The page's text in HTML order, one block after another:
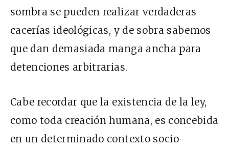
sombra se pueden realizar verdaderas
cacerías ideológicas, y de sobra sabemos
que dan demasiada manga ancha para
detenciones arbitrarias.
Cabe recordar que la existencia de la ley,
como toda creación humana, es concebida
en un determinado contexto socio-